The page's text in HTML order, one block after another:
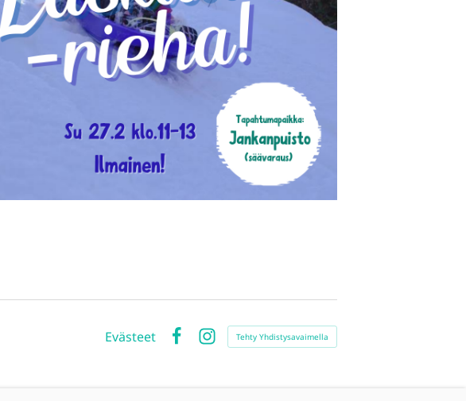
Evästeet
Instagram
Tehty Yhdistysavaimella